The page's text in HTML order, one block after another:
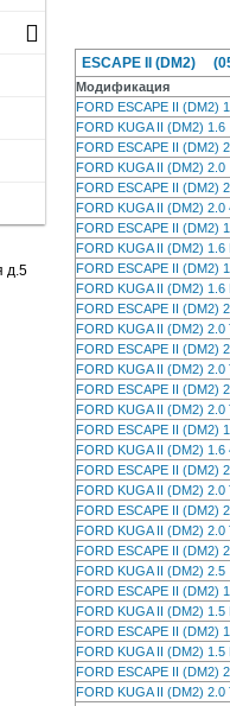
д.5
ESCAPE II (DM2)
Модификация
FORD ESCAPE II (DM2)
FORD KUGA II (DM2)
FORD ESCAPE II (DM2)
FORD KUGA II (DM2)
FORD ESCAPE II (DM2)
FORD KUGA II (DM2)
FORD ESCAPE II (DM2)
FORD KUGA II (DM2)
FORD ESCAPE II (DM2)
FORD KUGA II (DM2)
FORD ESCAPE II (DM2)
FORD KUGA II (DM2)
FORD ESCAPE II (DM2)
FORD KUGA II (DM2)
FORD ESCAPE II (DM2)
FORD KUGA II (DM2)
FORD ESCAPE II (DM2)
FORD KUGA II (DM2)
FORD ESCAPE II (DM2)
FORD KUGA II (DM2)
FORD ESCAPE II (DM2)
FORD KUGA II (DM2)
FORD ESCAPE II (DM2)
FORD KUGA II (DM2)
FORD ESCAPE II (DM2)
FORD KUGA II (DM2)
FORD ESCAPE II (DM2)
FORD KUGA II (DM2)
FORD ESCAPE II (DM2)
FORD KUGA II (DM2)